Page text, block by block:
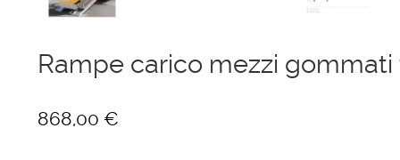
Rampe carico mezzi
868,00 €